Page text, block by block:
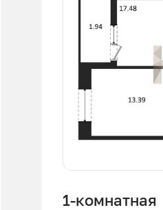
1-комнатная